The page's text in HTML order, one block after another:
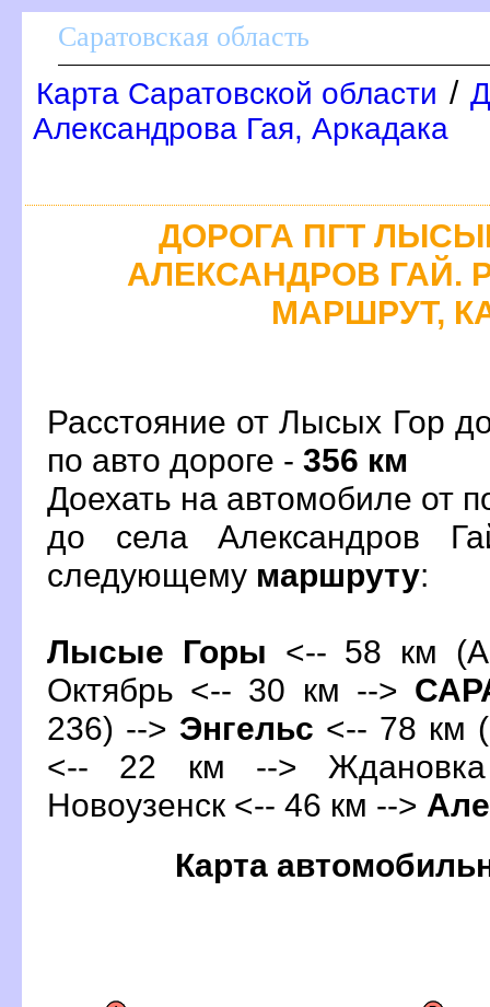
Саратовская область
Карта Саратовской области /
Александрова Гая, Аркадака
ДОРОГА ПГТ
АЛЕКСАНДРОВ ГАЙ.
МАРШРУТ,
Расстояние от Лысых Гор
по авто дороге - 356 км
Доехать на автомобиле от
до села Александров
следующему маршруту:
Лысые Горы <-- 58 км
Октябрь <-- 30 км -->
236) --> Энгельс <-- 78 км
<-- 22 км -->
Новоузенск <-- 46 км -->
Карта